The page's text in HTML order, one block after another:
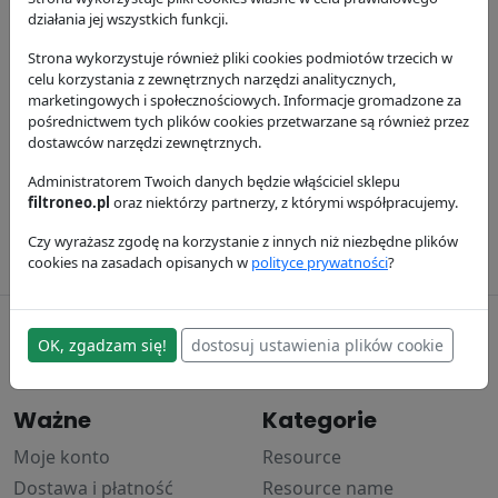
P550588
Donaldson
37.93 zł
Filtr oleju silnika
P554407
Donaldson
41.23 zł
P778989
Donaldson
123.89 zł
filtroneo.pl
Ważne
Moje konto
Dostawa i płatność
Kategorie
Resource
Resource name
działania jej wszystkich funkcji.
Strona wykorzystuje również pliki cookies podmiotów trzecich w
celu korzystania z zewnętrznych narzędzi analitycznych,
marketingowych i społecznościowych. Informacje gromadzone za
pośrednictwem tych plików cookies przetwarzane są również przez
dostawców narzędzi zewnętrznych.
Administratorem Twoich danych będzie włąściciel sklepu
filtroneo.pl oraz niektórzy partnerzy, z którymi współpracujemy.
Czy wyrażasz zgodę na korzystanie z innych niż niezbędne plików
cookies na zasadach opisanych w polityce prywatności?
OK, zgadzam się! dostosuj ustawienia plików cookie